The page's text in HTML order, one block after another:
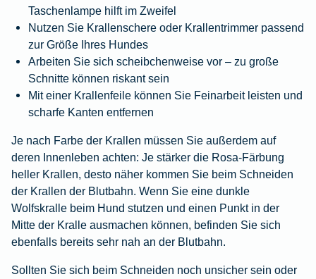
Taschenlampe hilft im Zweifel
Nutzen Sie Krallenschere oder Krallentrimmer passend
zur Größe Ihres Hundes
Arbeiten Sie sich scheibchenweise vor – zu große
Schnitte können riskant sein
Mit einer Krallenfeile können Sie Feinarbeit leisten und
scharfe Kanten entfernen
Je nach Farbe der Krallen müssen Sie außerdem auf
deren Innenleben achten: Je stärker die Rosa-Färbung
heller Krallen, desto näher kommen Sie beim Schneiden
der Krallen der Blutbahn. Wenn Sie eine dunkle
Wolfskralle beim Hund stutzen und einen Punkt in der
Mitte der Kralle ausmachen können, befinden Sie sich
ebenfalls bereits sehr nah an der Blutbahn.
Sollten Sie sich beim Schneiden noch unsicher sein oder